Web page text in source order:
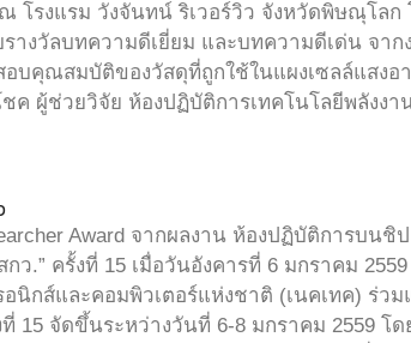
โรงแรม วังจันทน์ ริเวอร์วิว จังหวัดพิษณุโลก
างวัลบทความดีเยี่ยม และบทความดีเด่น จาก
อบคุณสมบัติของวัสดุที่ถูกใช้ในแผงเซลล์แสงอ
ผู้ช่วยวิจัย ห้องปฏิบัติการเทคโนโลยีพลังงา
Award จากผลงาน ห้องปฏิบัติการบนชิ
ว.” ครั้งที่ 15 เมื่อวันอังคารที่ 6 มกราคม
กส์และคอมพิวเตอร์แห่งชาติ (เนคเทค) ร่วม
15 จัดขึ้นระหว่างวันที่ 6-8 มกราคม 2559 โ